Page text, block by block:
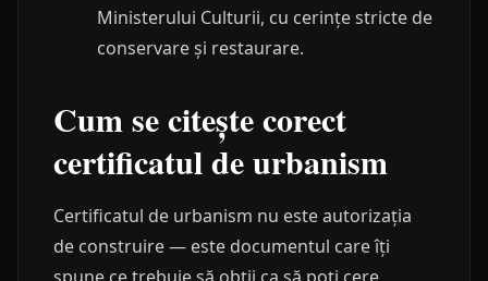
Ministerului Culturii, cu cerințe stricte de
conservare și restaurare.
Cum se citește corect
certificatul de urbanism
Certificatul de urbanism nu este autorizația
de construire — este documentul care îți